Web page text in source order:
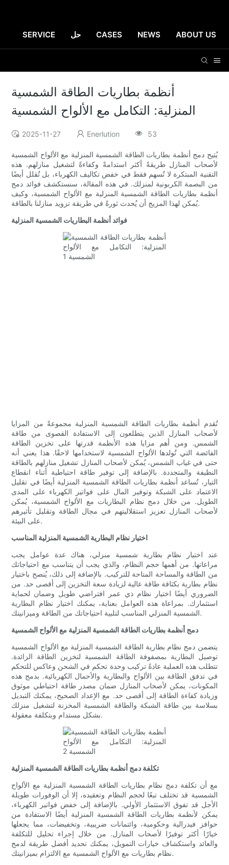
SERVICE حل CASES NEWS ABOUT US
أنظمة بطاريات الطاقة الشمسية
المنزلية: التكامل مع الألواح الشمسية
2025-11-27 Enerlution 53
يُتيح دمج أنظمة بطاريات الطاقة الشمسية المنزلية مع الألواح الشمسية
لأصحاب المنازل طريقةً أكثر استدامةً وكفاءةً لتشغيل منازلهم. هذه
التقنية المبتكرة لا تُسهم فقط في خفض تكاليف الكهرباء، بل تُقلل أيضًا
من البصمة الكربونية لمنزلك. في هذه المقالة، سنستكشف فوائد دمج
أنظمة بطاريات الطاقة الشمسية المنزلية مع الألواح الشمسية، وكيف
يُمكن لهذا المزيج أن يُحدث ثورةً في طريقة تزويد منازلنا بالطاقة.
فوائد أنظمة البطاريات الشمسية المنزلية
تُقدم أنظمة بطاريات الطاقة الشمسية المنزلية مجموعةً من المزايا
لأصحاب المنازل الذين يتطلعون إلى الاستفادة القصوى من طاقة
الشمس. ومن أهم مزايا هذه الأنظمة قدرتها على تخزين الطاقة
الفائضة التي تُولدها الألواح الشمسية لاستخدامها لاحقًا. هذا يعني أنه
حتى في غياب الشمس، يُمكن لأصحاب المنازل تشغيل منازلهم بالطاقة
النظيفة والمتجددة. بالإضافة إلى توفير طاقة احتياطية أثناء انقطاع
التيار، تُساعد أنظمة بطاريات الطاقة الشمسية المنزلية أيضًا في تقليل
الاعتماد على الشبكة وتوفير المال على فواتير الكهرباء على المدى
الطويل. من خلال دمج نظام البطاريات مع الألواح الشمسية، يُمكن
لأصحاب المنازل تعزيز استقلاليتهم في مجال الطاقة وتقليل تأثيرهم
على البيئة.
اختيار نظام البطارية الشمسية المنزلية المناسب
عند اختيار نظام بطارية شمسية منزلي، هناك عدة عوامل يجب
مراعاتها. من أهمها حجم النظام، والذي يجب أن يتناسب مع احتياجاتك
من الطاقة والمساحة المتاحة للتركيب. بالإضافة إلى ذلك، يُنصح باختيار
نظام بطارية بكثافة طاقة عالية لزيادة سعة التخزين إلى أقصى حد. من
الضروري أيضًا اختيار نظام ذي عمر افتراضي طويل وضمان لحماية
استثمارك. بمراعاة هذه العوامل بعناية، يمكنك اختيار نظام البطارية
الشمسية المنزلي المناسب لتلبية احتياجاتك من الطاقة وميزانيتك.
دمج أنظمة بطاريات الطاقة الشمسية المنزلية مع الألواح الشمسية
يتضمن دمج نظام بطارية الطاقة الشمسية المنزلية مع الألواح الشمسية
توصيل البطارية بمصفوفة الطاقة الشمسية لتخزين الطاقة الزائدة.
تتطلب هذه العملية عادةً تركيب وحدة تحكم في الشحن وعاكس للتحكم
في تدفق الطاقة بين الألواح والبطارية والأحمال الكهربائية. بدمج هذه
المكونات، يمكن لأصحاب المنازل ضمان مصدر طاقة احتياطي موثوق
وزيادة كفاءة الطاقة إلى أقصى حد. مع الإعداد الصحيح، يمكنك التبديل
بسلاسة بين طاقة الشبكة والطاقة الشمسية المخزنة لتشغيل منزلك
بشكل مستدام وبتكلفة معقولة.
تكلفة دمج أنظمة بطاريات الطاقة الشمسية المنزلية
مع أن تكلفة دمج نظام بطاريات الطاقة الشمسية المنزلية مع الألواح
الشمسية قد تختلف تبعًا لحجم النظام وتعقيده، إلا أن الوفورات طويلة
الأجل قد تفوق الاستثمار الأولي. بالإضافة إلى خفض فواتير الكهرباء،
يمكن لأنظمة بطاريات الطاقة الشمسية المنزلية أيضًا الاستفادة من
حوافز فيدرالية وحكومية، وائتمانات ضريبية، وتخفيضات، مما يجعلها
خيارًا أكثر توفيرًا لأصحاب المنازل. من خلال إجراء تحليل للتكلفة
والعائد واستكشاف خيارات التمويل، يمكنك تحديد أفضل طريقة لدمج
نظام بطاريات مع الألواح الشمسية مع الالتزام بميزانيتك.